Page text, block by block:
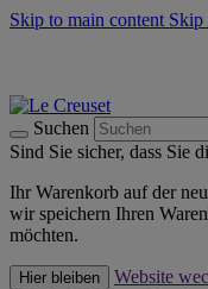
Skip to main content Skip
Suchen
Sind Sie sicher, dass Sie
Ihr Warenkorb auf der
wir speichern Ihren
möchten.
Hier bleiben
Website